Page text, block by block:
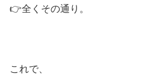
👉全くその通り。
これで、